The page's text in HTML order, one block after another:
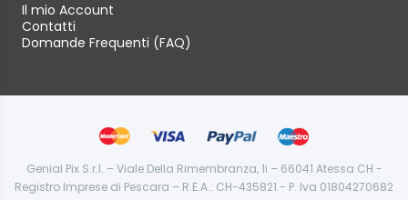
Il mio Account
Contatti
Domande Frequenti (FAQ)
Genial Pix S.r.l. – Viale Della Rimembranza, 1i – 66041 Atessa CH -
Registro Imprese di Pescara – R.E.A.: CH-435821 - P. Iva 01804270682